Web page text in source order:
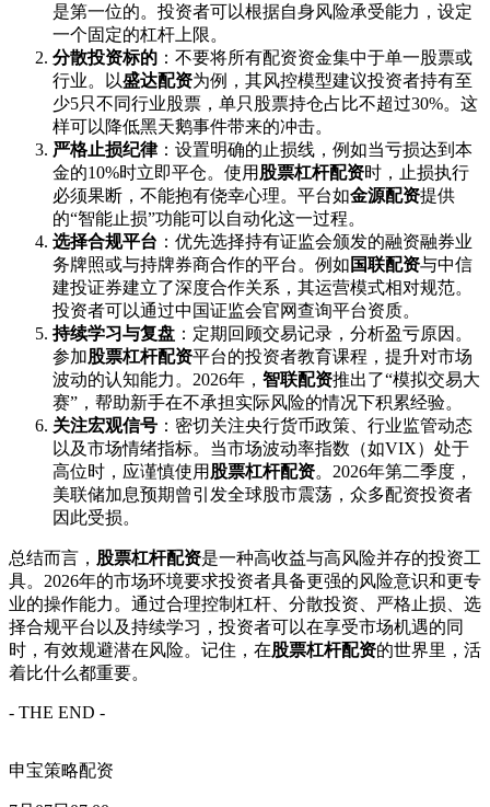
是第一位的。投资者可以根据自身风险承受能力，设定
一个固定的杠杆上限。
分散投资标的 ：不要将所有配资资金集中于单一股票或
行业。以盛达配资为例，其风控模型建议投资者持有至
少5只不同行业股票，单只股票持仓占比不超过30%。这
样可以降低黑天鹅事件带来的冲击。
严格止损纪律：设置明确的止损线，例如当亏损达到本
金的10%时立即平仓。使用 股票杠杆配资时，止损执行
必须果断，不能抱有侥幸心理。平台如金源配资提供
的“智能止损”功能可以自动化这一过程。
选择合规平台 ：优先选择持有证监会颁发的融资融券业
务牌照或与持牌券商合作的平台。例如 国联配资与中信
建投证券建立了深度合作关系，其运营模式相对规范。
投资者可以通过中国证监会官网查询平台资质。
持续学习与复盘 ：定期回顾交易记录，分析盈亏原因。
参加股票杠杆配资平台的投资者教育课程，提升对市场
波动的认知能力。2026年， 智联配资推出了“模拟交易大
赛”，帮助新手在不承担实际风险的情况下积累经验。
关注宏观信号 ：密切关注央行货币政策、行业监管动态
以及市场情绪指标。当市场波动率指数（如VIX）处于
高位时，应谨慎使用 股票杠杆配资。2026年第二季度，
美联储加息预期曾引发全球股市震荡，众多配资投资者
因此受损。
总结而言， 股票杠杆配资是一种高收益与高风险并存的投资工
具。2026年的市场环境要求投资者具备更强的风险意识和更专
业的操作能力。通过合理控制杠杆、分散投资、严格止损、选
择合规平台以及持续学习，投资者可以在享受市场机遇的同
时，有效规避潜在风险。记住，在股票杠杆配资的世界里，活
着比什么都重要。
- THE END -
申宝策略配资